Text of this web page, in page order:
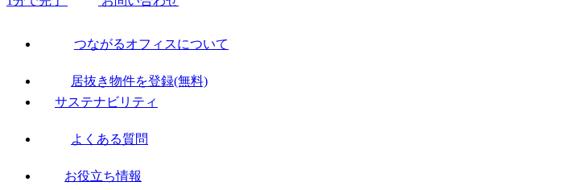
つながるオフィスについて
居抜き物件を登録(無料)
サステナビリティ
よくある質問
お役立ち情報